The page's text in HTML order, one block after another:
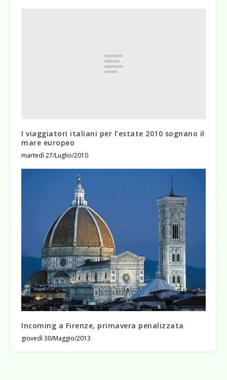
I viaggiatori italiani per l’estate 2010 sognano il
mare europeo
martedì 27/Luglio/2010
Incoming a Firenze, primavera penalizzata
giovedì 30/Maggio/2013